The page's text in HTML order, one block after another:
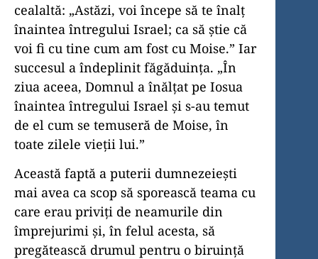
cealaltă: „Astăzi, voi începe să te înalț
înaintea întregului Israel; ca să știe că
voi fi cu tine cum am fost cu Moise.” Iar
succesul a îndeplinit făgăduința. „În
ziua aceea, Domnul a înălțat pe Iosua
înaintea întregului Israel și s-au temut
de el cum se temuseră de Moise, în
toate zilele vieții lui.”
Această faptă a puterii dumnezeiești
mai avea ca scop să sporească teama cu
care erau priviți de neamurile din
împrejurimi și, în felul acesta, să
pregătească drumul pentru o biruință